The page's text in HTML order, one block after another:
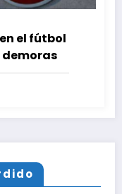
el fútbol